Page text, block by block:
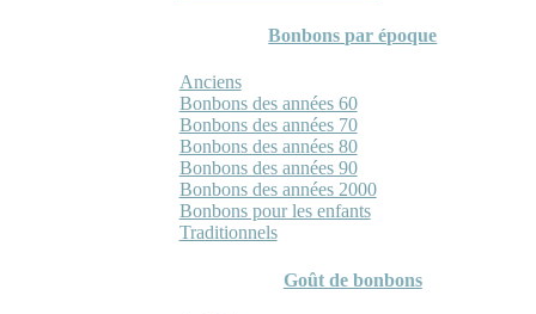
Bonbons par époque
Anciens
Bonbons des années 60
Bonbons des années 70
Bonbons des années 80
Bonbons des années 90
Bonbons des années 2000
Bonbons pour les enfants
Traditionnels
Goût de bonbons